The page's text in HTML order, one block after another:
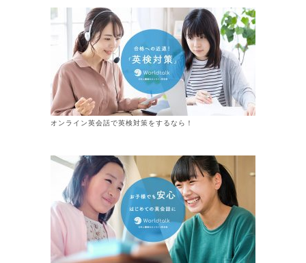
オンライン英会話で英検対策をするなら！